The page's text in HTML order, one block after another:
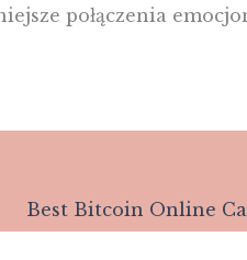
połączenia